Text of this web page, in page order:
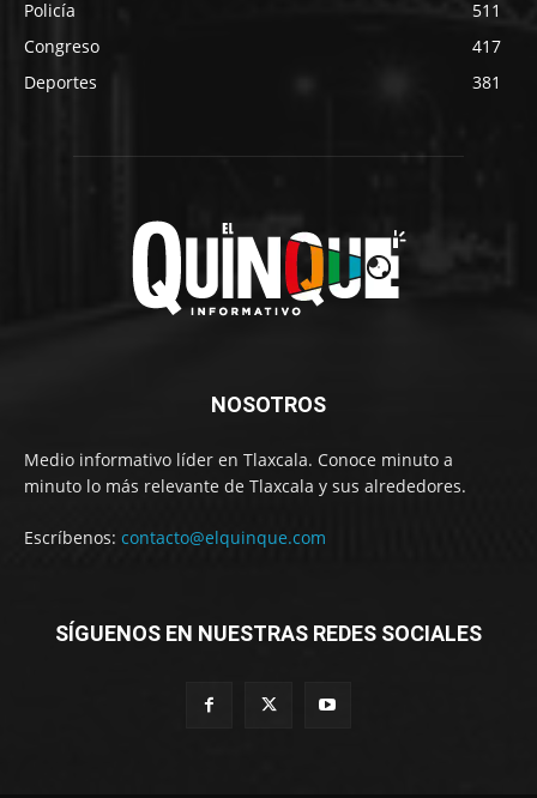
Policía
511
Congreso
417
Deportes
381
NOSOTROS
Medio informativo líder en Tlaxcala. Conoce minuto a
minuto lo más relevante de Tlaxcala y sus alrededores.
Escríbenos: contacto@elquinque.com
SÍGUENOS EN NUESTRAS REDES SOCIALES